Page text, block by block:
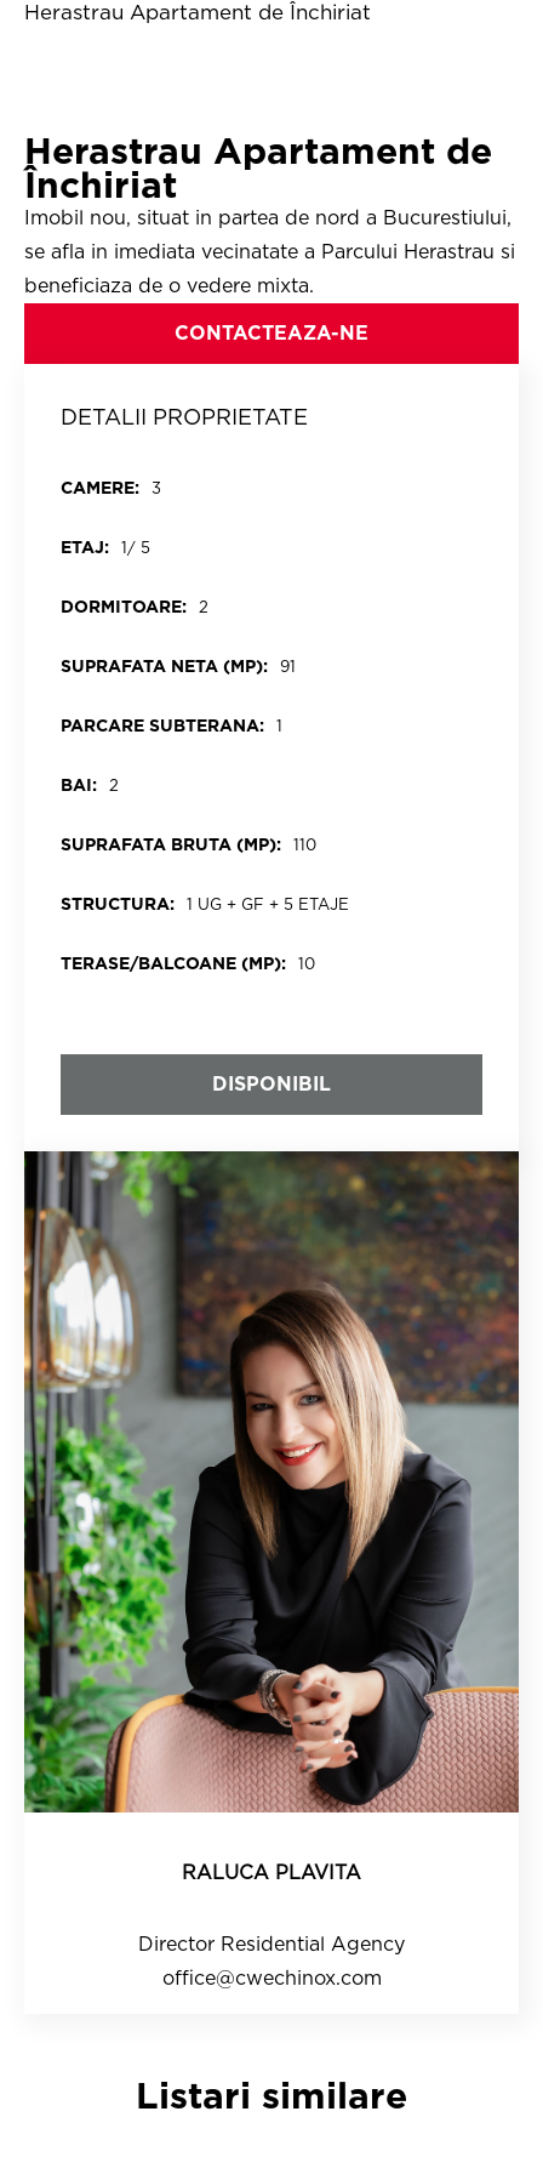
Herastrau Apartament de Închiriat
Herastrau Apartament de
Închiriat
Imobil nou, situat in partea de nord a Bucurestiului,
se afla in imediata vecinatate a Parcului Herastrau si
beneficiaza de o vedere mixta.
CONTACTEAZA-NE
DETALII PROPRIETATE
CAMERE: 3
ETAJ: 1/ 5
DORMITOARE: 2
SUPRAFATA NETA (MP): 91
PARCARE SUBTERANA: 1
BAI: 2
SUPRAFATA BRUTA (MP): 110
STRUCTURA: 1 UG + GF + 5 ETAJE
TERASE/BALCOANE (MP): 10
DISPONIBIL
RALUCA PLAVITA
Director Residential Agency
office@cwechinox.com
Listari similare